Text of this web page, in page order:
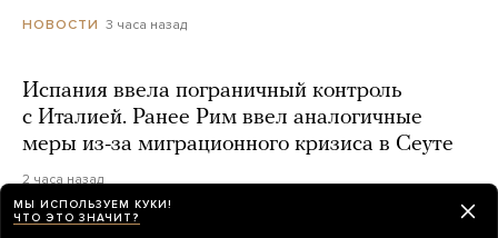
НОВОСТИ 3 часа назад
Испания ввела пограничный контроль
с Италией. Ранее Рим ввел аналогичные
меры из-за миграционного кризиса в Сеуте
2 часа назад
МЫ ИСПОЛЬЗУЕМ КУКИ!
ЧТО ЭТО ЗНАЧИТ?